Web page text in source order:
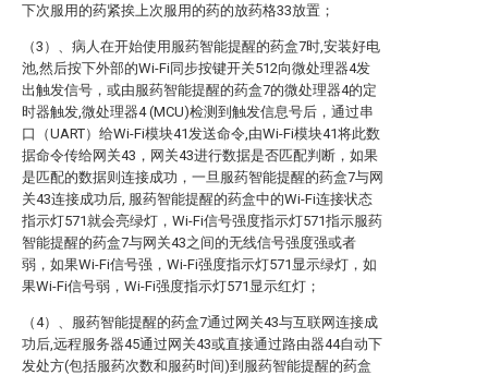
下次服用的药紧挨上次服用的药的放药格33放置；
（3）、病人在开始使用服药智能提醒的药盒7时,安装好电
池,然后按下外部的Wi-Fi同步按键开关512向微处理器4发
出触发信号，或由服药智能提醒的药盒7的微处理器4的定
时器触发,微处理器4 (MCU)检测到触发信息号后，通过串
口（UART）给Wi-Fi模块41发送命令,由Wi-Fi模块41将此数
据命令传给网关43，网关43进行数据是否匹配判断，如果
是匹配的数据则连接成功，一旦服药智能提醒的药盒7与网
关43连接成功后, 服药智能提醒的药盒中的Wi-Fi连接状态
指示灯571就会亮绿灯，Wi-Fi信号强度指示灯571指示服药
智能提醒的药盒7与网关43之间的无线信号强度强或者
弱，如果Wi-Fi信号强，Wi-Fi强度指示灯571显示绿灯，如
果Wi-Fi信号弱，Wi-Fi强度指示灯571显示红灯；
（4）、服药智能提醒的药盒7通过网关43与互联网连接成
功后,远程服务器45通过网关43或直接通过路由器44自动下
发处方(包括服药次数和服药时间)到服药智能提醒的药盒